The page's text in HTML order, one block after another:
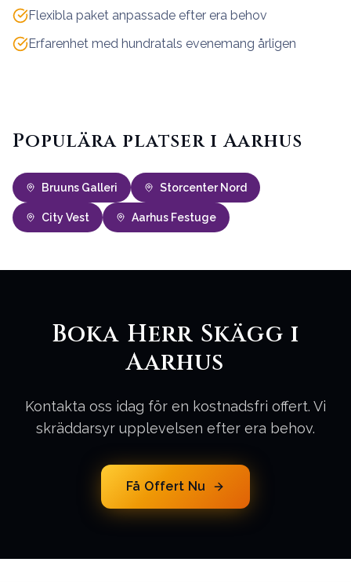
Flexibla paket anpassade efter era behov
Erfarenhet med hundratals evenemang årligen
Populära platser i Aarhus
Bruuns Galleri Storcenter Nord
City Vest Aarhus Festuge
Boka Herr Skägg i
Aarhus
Kontakta oss idag för en kostnadsfri offert. Vi
skräddarsyr upplevelsen efter era behov.
Få Offert Nu